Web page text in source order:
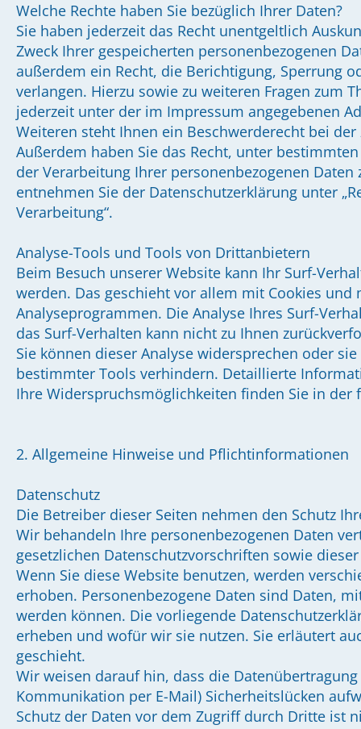
Welche Rechte haben Sie bezüglich Ihrer Daten?
Sie haben jederzeit das Recht unentgeltlich
Zweck Ihrer gespeicherten personenbezogenen
außerdem ein Recht, die Berichtigung, Sperrung
verlangen. Hierzu sowie zu weiteren Fragen zum
jederzeit unter der im Impressum angegebenen
Weiteren steht Ihnen ein Beschwerderecht bei
Außerdem haben Sie das Recht, unter
der Verarbeitung Ihrer personenbezogenen Daten
entnehmen Sie der Datenschutzerklärung unter
Verarbeitung“.
Analyse-Tools und Tools von Drittanbietern
Beim Besuch unserer Website kann Ihr Surf-
werden. Das geschieht vor allem mit Cookies und
Analyseprogrammen. Die Analyse Ihres Surf-
das Surf-Verhalten kann nicht zu Ihnen
Sie können dieser Analyse widersprechen oder
bestimmter Tools verhindern. Detaillierte
Ihre Widerspruchsmöglichkeiten finden Sie in der
2. Allgemeine Hinweise und Pflichtinformationen
Datenschutz
Die Betreiber dieser Seiten nehmen den Schutz
Wir behandeln Ihre personenbezogenen Daten
gesetzlichen Datenschutzvorschriften sowie
Wenn Sie diese Website benutzen, werden
erhoben. Personenbezogene Daten sind Daten,
werden können. Die vorliegende
erheben und wofür wir sie nutzen. Sie erläutert
geschieht.
Wir weisen darauf hin, dass die
Kommunikation per E-Mail) Sicherheitslücken
Schutz der Daten vor dem Zugriff durch Dritte ist